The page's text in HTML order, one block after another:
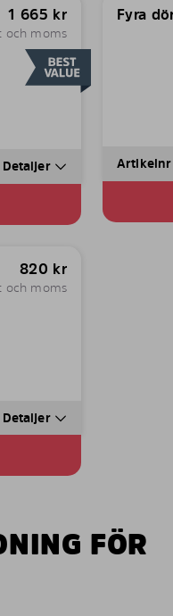
1 665 kr
och moms
Detaljer
Fyra
820 kr
och moms
Detaljer
FÖR